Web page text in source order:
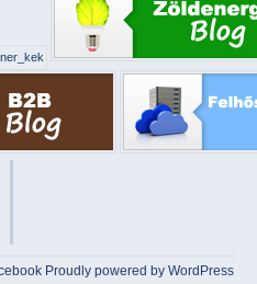
Proudly powered by WordPress